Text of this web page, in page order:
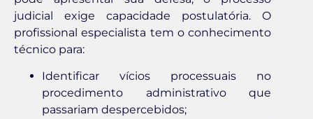
judicial exige capacidade postulatória. O
profissional especialista tem o conhecimento
técnico para:
Identificar vícios processuais no
procedimento administrativo que
passariam despercebidos;